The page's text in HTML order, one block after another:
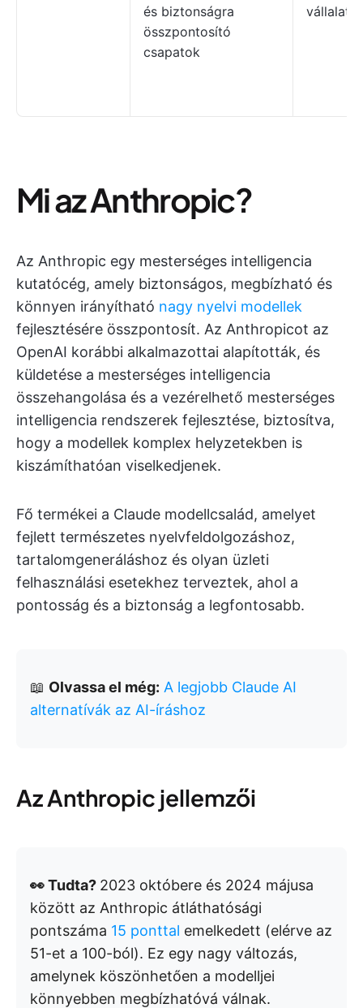
és biztonságra
összpontosító
csapatok
vállalati
Mi az Anthropic?
Az Anthropic egy mesterséges intelligencia
kutatócég, amely biztonságos, megbízható és
könnyen irányítható nagy nyelvi modellek
fejlesztésére összpontosít. Az Anthropicot az
OpenAI korábbi alkalmazottai alapították, és
küldetése a mesterséges intelligencia
összehangolása és a vezérelhető mesterséges
intelligencia rendszerek fejlesztése, biztosítva,
hogy a modellek komplex helyzetekben is
kiszámíthatóan viselkedjenek.
Fő termékei a Claude modellcsalád, amelyet
fejlett természetes nyelvfeldolgozáshoz,
tartalomgeneráláshoz és olyan üzleti
felhasználási esetekhez terveztek, ahol a
pontosság és a biztonság a legfontosabb.
📖 Olvassa el még: A legjobb Claude AI
alternatívák az AI-íráshoz
Az Anthropic jellemzői
👀 Tudta? 2023 októbere és 2024 májusa
között az Anthropic átláthatósági
pontszáma 15 ponttal emelkedett (elérve az
51-et a 100-ból). Ez egy nagy változás,
amelynek köszönhetően a modelljei
könnyebben megbízhatóvá válnak.